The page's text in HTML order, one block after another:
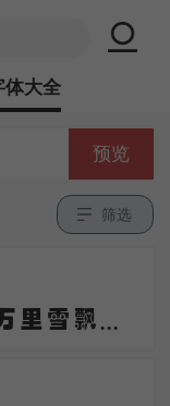
体大全
预览
筛选
北国风光，千里冰封，万里雪飘。望长城内外，惟余莽莽；大河上下，顿失滔滔。山舞银蛇，原驰蜡象，欲与天公试比高。